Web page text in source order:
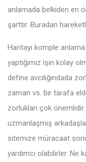
anlamada belkiden en
şarttır. Buradan
Haritayı komple
yaptığımız işin kolay
define avcılığındada
zaman vs. bir tarafa
zorlukları çok
uzmanlaşmış
sitemize müracaat
yardımcı olabilirler.